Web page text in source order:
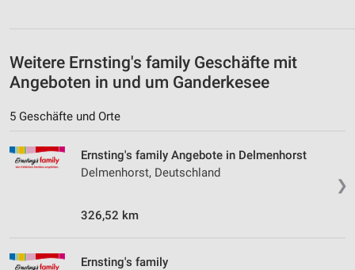
Weitere Ernsting's family Geschäfte mit
Angeboten in und um Ganderkesee
5 Geschäfte und Orte
❯
Ernsting's family Angebote in Delmenhorst
Delmenhorst, Deutschland
326,52 km
Ernsting's family